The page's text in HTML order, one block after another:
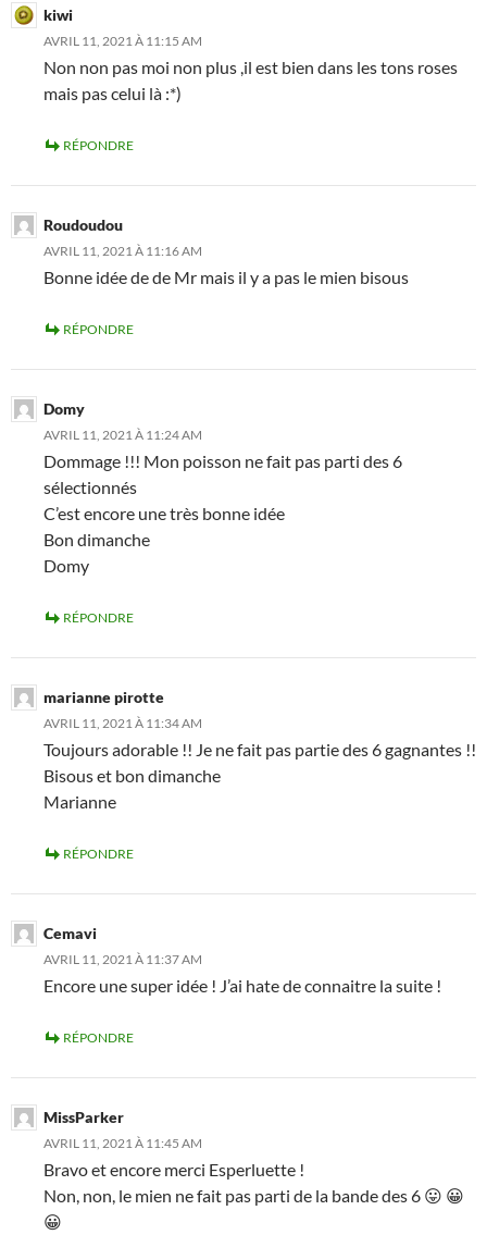
kiwi
AVRIL 11, 2021 À 11:15 AM
Non non pas moi non plus ,il est bien dans les tons roses
mais pas celui là :*)
RÉPONDRE
Roudoudou
AVRIL 11, 2021 À 11:16 AM
Bonne idée de de Mr mais il y a pas le mien bisous
RÉPONDRE
Domy
AVRIL 11, 2021 À 11:24 AM
Dommage !!! Mon poisson ne fait pas parti des 6
sélectionnés
C’est encore une très bonne idée
Bon dimanche
Domy
RÉPONDRE
marianne pirotte
AVRIL 11, 2021 À 11:34 AM
Toujours adorable !! Je ne fait pas partie des 6 gagnantes !!
Bisous et bon dimanche
Marianne
RÉPONDRE
Cemavi
AVRIL 11, 2021 À 11:37 AM
Encore une super idée ! J’ai hate de connaitre la suite !
RÉPONDRE
MissParker
AVRIL 11, 2021 À 11:45 AM
Bravo et encore merci Esperluette !
Non, non, le mien ne fait pas parti de la bande des 6 😛 😀
😀